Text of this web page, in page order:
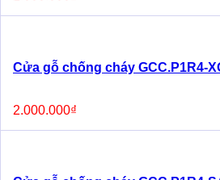
Cửa gỗ chống cháy GCC.P1R4-
2.000.000₫